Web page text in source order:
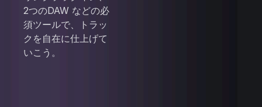
2つのDAW などの必
須ツールで、トラッ
クを自在に仕上げて
いこう。